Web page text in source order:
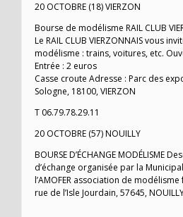
20 OCTOBRE (18) VIERZON
Bourse de modélisme RAIL CLUB
Le RAIL CLUB VIERZONNAIS vous
modélisme : trains, voitures, etc.
Entrée : 2 euros
Casse croute Adresse : Parc des
Sologne, 18100, VIERZON
T 06.79.78.29.11
20 OCTOBRE (57) NOUILLY
BOURSE D’ÉCHANGE MODÉLISME
d’échange organisée par la
l’AMOFER association de
rue de l’Isle Jourdain, 57645,